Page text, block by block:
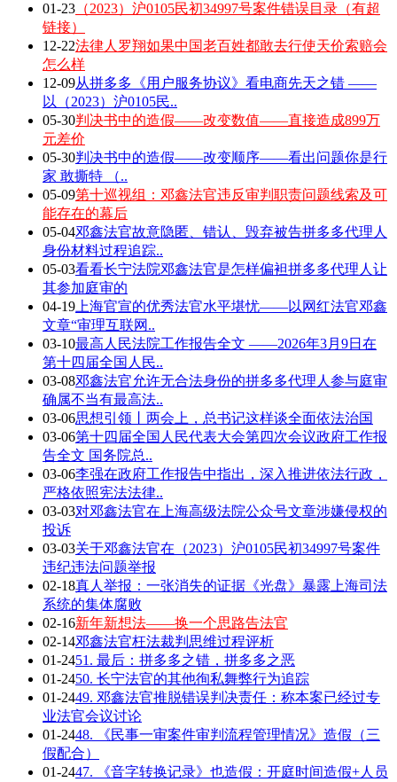
01-23 （2023）沪0105民初34997号案件错误目录（有超
链接）
12-22法律人罗翔如果中国老百姓都敢去行使天价索赔会
怎么样
12-09从拼多多《用户服务协议》看电商先天之错 ——
以（2023）沪0105民..
05-30判决书中的造假——改变数值——直接造成899万
元差价
05-30判决书中的造假——改变顺序——看出问题你是行
家 敢撕特 （..
05-09第十巡视组：邓鑫法官违反审判职责问题线索及可
能存在的幕后
05-04邓鑫法官故意隐匿、错认、毁弃被告拼多多代理人
身份材料过程追踪..
05-03看看长宁法院邓鑫法官是怎样偏袒拼多多代理人让
其参加庭审的
04-19 上海官宣的优秀法官水平堪忧——以网红法官邓鑫
文章“审理互联网..
03-10最高人民法院工作报告全文 ——2026年3月9日在
第十四届全国人民..
03-08邓鑫法官允许无合法身份的拼多多代理人参与庭审
确属不当有最高法..
03-06思想引领丨两会上，总书记这样谈全面依法治国
03-06第十四届全国人民代表大会第四次会议政府工作报
告全文 国务院总..
03-06李强在政府工作报告中指出，深入推进依法行政，
严格依照宪法法律..
03-03对邓鑫法官在上海高级法院公众号文章涉嫌侵权的
投诉
03-03关于邓鑫法官在（2023）沪0105民初34997号案件
违纪违法问题举报
02-18真人举报：一张消失的证据《光盘》暴露上海司法
系统的集体腐败
02-16新年新想法——换一个思路告法官
02-14邓鑫法官枉法裁判思维过程评析
01-2451. 最后：拼多多之错，拼多多之恶
01-2450. 长宁法官的其他徇私舞弊行为追踪
01-2449. 邓鑫法官推脱错误判决责任：称本案已经过专
业法官会议讨论
01-2448. 《民事一审案件审判流程管理情况》造假（三
假配合）
01-2447. 《音字转换记录》也造假：开庭时间造假+人员